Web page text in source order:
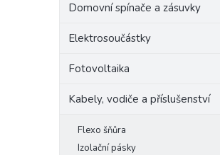
Domovní spínače a zásuvky
Elektrosoučástky
Fotovoltaika
Kabely, vodiče a příslušenství
Flexo šňůra
Izolační pásky